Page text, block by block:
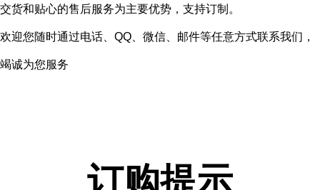
交货和贴心的售后服务为主要优势，支持订制。
欢迎您随时通过电话、 QQ、微信、邮件等任意方式联系我们，
竭诚为您服务
订购提示